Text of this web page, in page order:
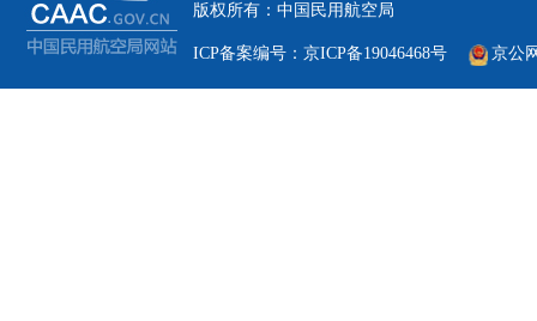
版权所有：中国民用航空局
ICP备案编号：京ICP备19046468号 京公